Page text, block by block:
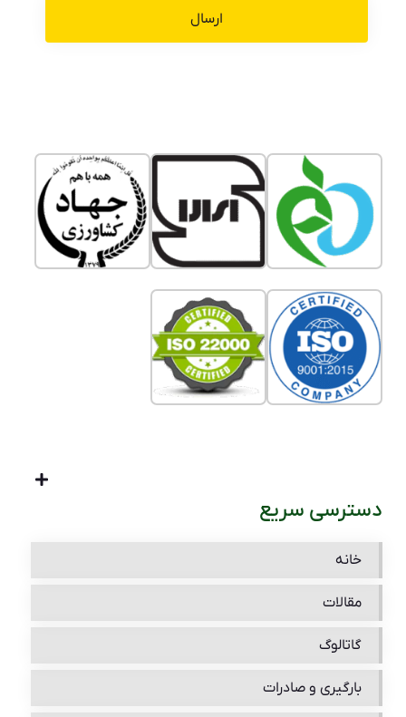
دسترسی سریع
خانه
مقالات
گاتالوگ
بارگیری و صادرات